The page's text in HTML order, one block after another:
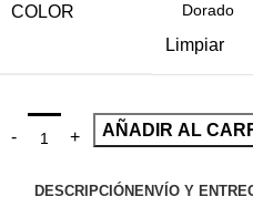
COLOR
Limpiar
AÑADIR AL
DESCRIPCIÓN ENVÍO Y